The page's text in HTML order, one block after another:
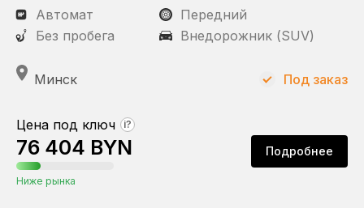
Автомат
Передний
Без пробега
Внедорожник (SUV)
Минск
Цена под ключ ?
76 404 BYN
Ниже рынка
Подробнее
Под заказ